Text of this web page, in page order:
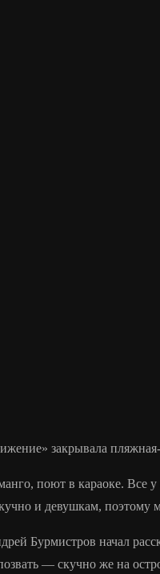
закрывала
поют в караоке. Все
и девушкам, поэтому
Бурмистров начал
— скучно же на